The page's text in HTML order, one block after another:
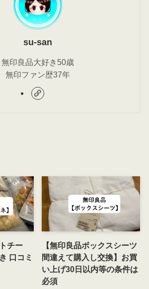
su-san
無印良品大好き50歳
無印ファン歴37年
チー
口コミ
【無印良品ボックスシーツ
間違えて購入し交換】お買
い上げ30日以内等の条件は
必須